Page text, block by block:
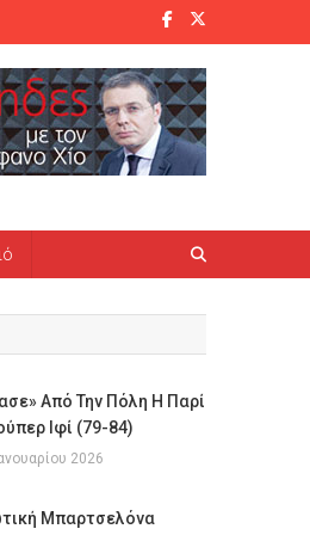
Από Την Πόλη Η Παρί
Ιφί (79-84)
2026
Μπαρτσελόνα